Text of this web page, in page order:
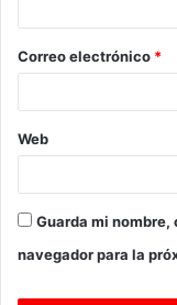
*
Correo electrónico *
Web
Guarda mi
navegador para la